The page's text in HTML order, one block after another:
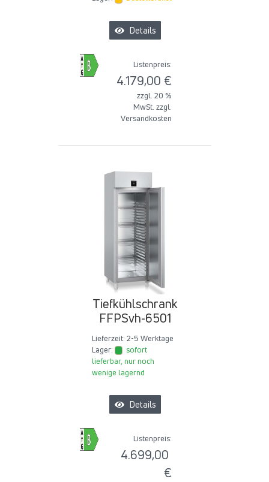
Details
Listenpreis:
4.179,00 €
zzgl. 20 %
MwSt. zzgl.
Versandkosten
Tiefkühlschrank
FFPSvh-6501
Lieferzeit: 2-5 Werktage
Lager:
sofort
lieferbar, nur noch
wenige lagernd
Details
Listenpreis:
4.699,00
€